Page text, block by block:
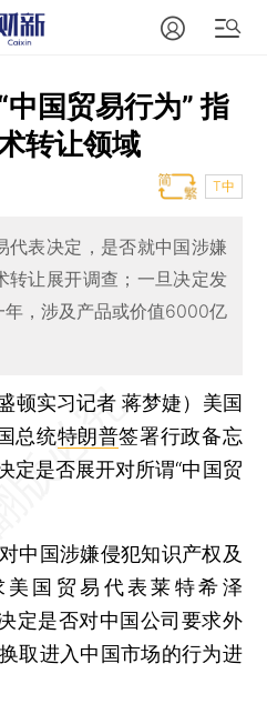
国贸易行为” 指
转让领域
T中
代表决定，是否就中国涉嫌
转让展开调查；一旦决定发
年，涉及产品或价值6000亿
顿实习记者 蒋梦婕） 美国
总统特朗普签署行政备忘
定是否展开对所谓“中国贸
国涉嫌侵犯知识产权及
国贸易代表莱特希泽
定是否对中国公司要求外
取进入中国市场的行为进